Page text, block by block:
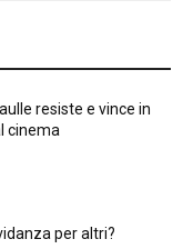
resiste e vince in
cinema
per altri?